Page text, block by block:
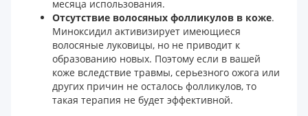
месяца использования.
Отсутствие волосяных фолликулов в коже.
Миноксидил активизирует имеющиеся
волосяные луковицы, но не приводит к
образованию новых. Поэтому если в вашей
коже вследствие травмы, серьезного ожога или
других причин не осталось фолликулов, то
такая терапия не будет эффективной.